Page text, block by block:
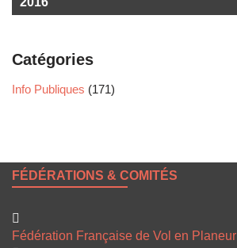
Catégories
Info Publiques (171)
FÉDÉRATIONS & COMITÉS
Fédération Française de Vol en Planeur